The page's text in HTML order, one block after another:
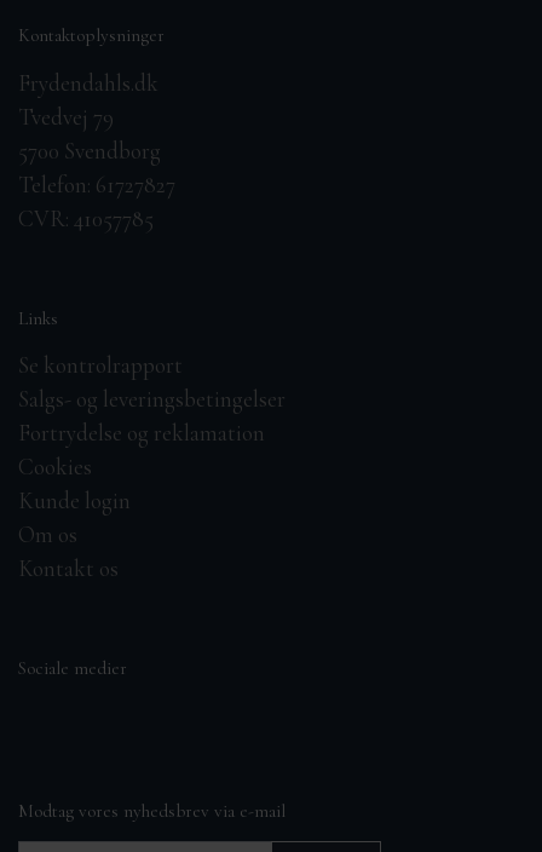
Kontaktoplysninger
Frydendahls.dk
Tvedvej 79
5700 Svendborg
Telefon: 61727827
CVR: 41057785
Links
Se kontrolrapport
Salgs- og leveringsbetingelser
Fortrydelse og reklamation
Cookies
Kunde login
Om os
Kontakt os
Sociale medier
Modtag vores nyhedsbrev via e-mail